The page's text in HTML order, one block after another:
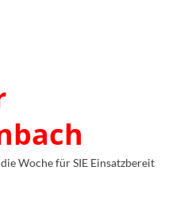
Woche für SIE Einsatzbereit